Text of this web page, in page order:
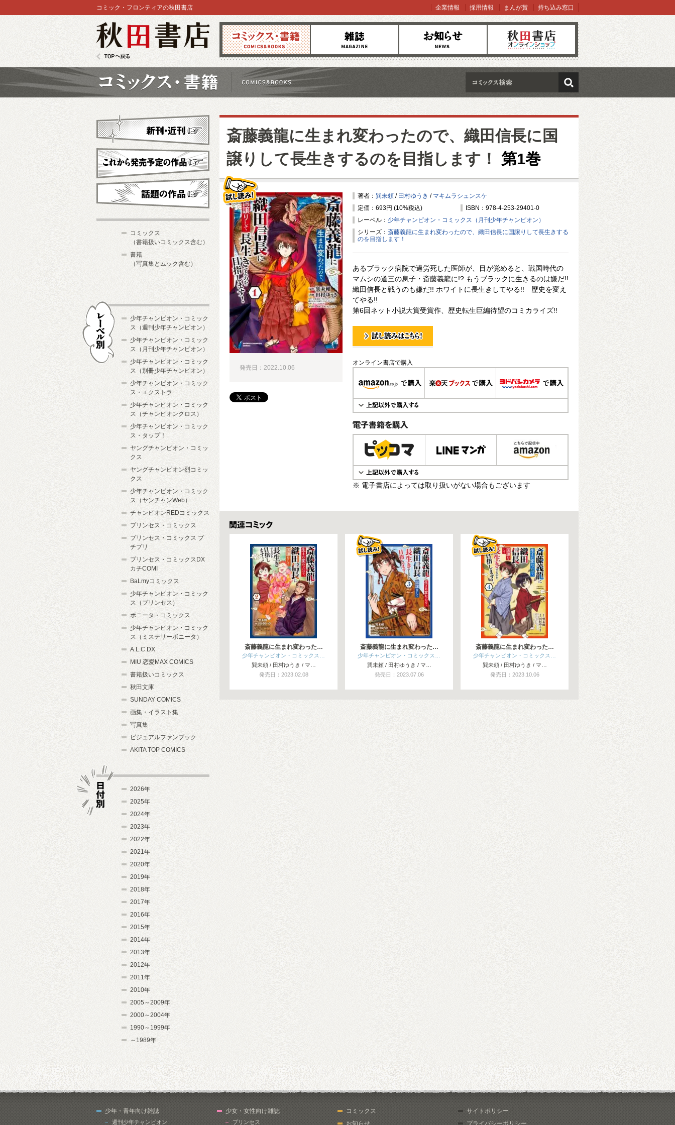
コミックス 雑誌 お知らせ オンラインショップ
コミック・フロンティアの秋田書店 企業情報 採用情報 まんが賞 持ち込み窓口
検索
斎藤義龍に生まれ変わったので、織田信長に国
譲りして長生きするのを目指します！ 第1巻
著者： 巽未頼 / 田村ゆうき / マキムラシュンスケ
定価：693円 (10%税込)
ISBN：978-4-253-29401-0
レーベル： 少年チャンピオン・コミックス（月刊少年チャンピオン）
シリーズ： 斎藤義龍に生まれ変わったので、織田信長に国譲りして長生きする
のを目指します！
あるブラック病院で過労死した医師が、目が覚めると、戦国時代の
マムシの道三の息子・斎藤義龍に!? もうブラックに生きるのは嫌だ!!
織田信長と戦うのも嫌だ!! ホワイトに長生きしてやる!! 歴史を変え
てやる!!
第6回ネット小説大賞受賞作、歴史転生巨編待望のコミカライズ!!
試し読み！
オンライン書店で購入
電子書籍で購入
※ 電子書店によっては取り扱いがない場合もございます
発売日：2022.10.06
関連コミックス
斎藤義龍に生まれ変わった…
少年チャンピオン・コミックス…
巽未頼 / 田村ゆうき / マ…
発売日：2023.02.08
斎藤義龍に生まれ変わった…
少年チャンピオン・コミックス…
巽未頼 / 田村ゆうき / マ…
発売日：2023.07.06
斎藤義龍に生まれ変わった…
少年チャンピオン・コミックス…
巽未頼 / 田村ゆうき / マ…
発売日：2023.10.06
新刊・近刊
これから発売予定
コミックス
（書籍扱いコミックス含む）
書籍
（写真集とムック含む）
少年チャンピオン・コミック
ス（週刊少年チャンピオン）
少年チャンピオン・コミック
ス（月刊少年チャンピオン）
少年チャンピオン・コミック
ス（別冊少年チャンピオン）
少年チャンピオン・コミック
ス・エクストラ
少年チャンピオン・コミック
ス（チャンピオンクロス）
少年チャンピオン・コミック
ス・タップ！
ヤングチャンピオン・コミッ
クス
ヤングチャンピオン烈コミッ
クス
少年チャンピオン・コミック
ス（ヤンチャンWeb）
チャンピオンREDコミックス
プリンセス・コミックス
プリンセス・コミックス プ
チプリ
プリンセス・コミックスDX
カチCOMI
BaLmyコミックス
少年チャンピオン・コミック
ス（プリンセス）
ボニータ・コミックス
少年チャンピオン・コミック
ス（ミステリーボニータ）
A.L.C.DX
MIU 恋愛MAX COMICS
書籍扱いコミックス
秋田文庫
SUNDAY COMICS
画集・イラスト集
写真集
ビジュアルファンブック
AKITA TOP COMICS
2026年
2025年
2024年
2023年
2022年
2021年
2020年
2019年
2018年
2017年
2016年
2015年
2014年
2013年
2012年
2011年
2010年
2005～2009年
2000～2004年
1990～1999年
～1989年
少年・青年向け雑誌
週刊少年チャンピオン
少女・女性向け雑誌
プリンセス
コミックス
お知らせ
サイトポリシー
プライバシーポリシー